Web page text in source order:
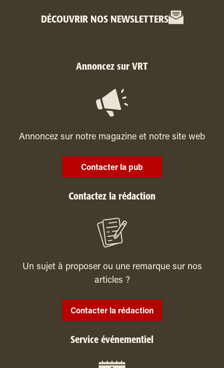
DÉCOUVRIR NOS NEWSLETTERS
Annoncez sur VRT
Annoncez sur notre magazine et notre site web
Contacter la pub
Contactez la rédaction
Un sujet à proposer ou une remarque sur nos
articles ?
Contacter la rédaction
Service événementiel